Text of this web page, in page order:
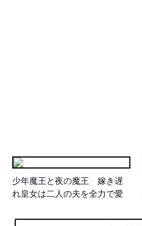
少年魔王と夜の魔王 嫁き遅
れ皇女は二人の夫を全力で愛